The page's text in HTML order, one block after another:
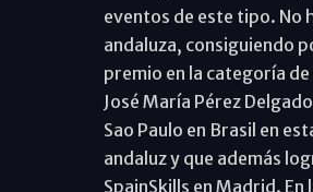
eventos de este tipo. No
andaluza, consiguiendo
premio en la categoría
José María Pérez
Sao Paulo en Brasil en
andaluz y que además
SpainSkills en Madrid.